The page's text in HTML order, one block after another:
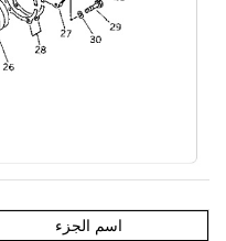
اسم الجزء